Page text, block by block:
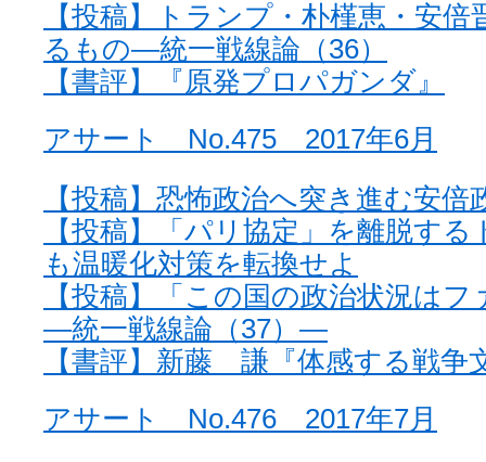
【投稿】トランプ・朴槿恵・安
るもの—統一戦線論（36）
【書評】『原発プロパガンダ』
アサート No.475 2017年6月
【投稿】恐怖政治へ突き進む安倍
【投稿】「パリ協定」を離脱す
も温暖化対策を転換せよ
【投稿】「この国の政治状況は
—統一戦線論（37）—
【書評】新藤 謙『体感する戦争
アサート No.476 2017年7月